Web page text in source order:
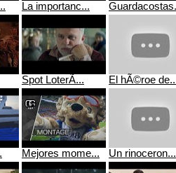
La importanc...
Spot LoterÃ­... El hÃ©roe
Mejores mome... Un rinoceron...